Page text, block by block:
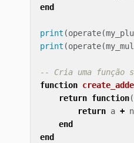
end
print (operate(
print (operate(
-- Cria uma função
function
return function(
return a + n
end
end